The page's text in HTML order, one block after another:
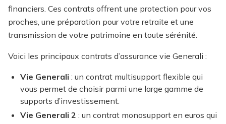
financiers. Ces contrats offrent une protection pour vos
proches, une préparation pour votre retraite et une
transmission de votre patrimoine en toute sérénité.
Voici les principaux contrats d’assurance vie Generali :
Vie Generali : un contrat multisupport flexible qui
vous permet de choisir parmi une large gamme de
supports d’investissement.
Vie Generali 2 : un contrat monosupport en euros qui